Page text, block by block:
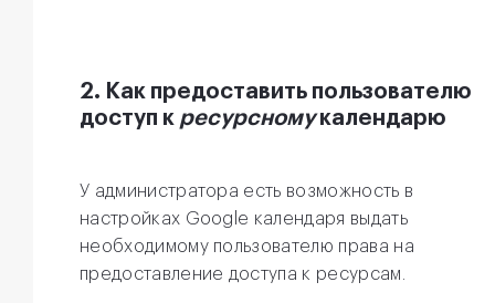
2. Как предоставить пользователю
доступ к ресурсномукалендарю
У администратора есть возможность в
настройках Google календаря выдать
необходимому пользователю права на
предоставление доступа к ресурсам.